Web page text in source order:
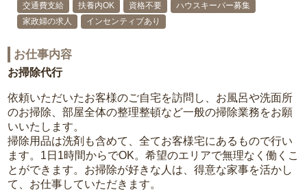
交通費支給
扶養内OK 資格不要
ハウスキーパー募集
家政婦の求人
インセンティブあり
お仕事内容
お掃除代行
依頼いただいたお客様のご自宅を訪問し、お風呂や洗面所
のお掃除、部屋全体の整理整頓など一般の掃除業務をお願
いいたします。
掃除用品は洗剤も含めて、全てお客様宅にあるもので行い
ます。1日1時間からでOK。希望のエリアで無理なく働くこ
とができます。お掃除が好きな人は、得意な家事を活かし
て、お仕事していただきます。